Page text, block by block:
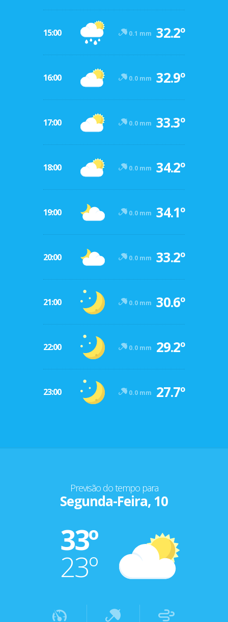
15:00 0.1 mm 32.2º
16:00 0.0 mm 32.9º
17:00 0.0 mm 33.3º
18:00 0.0 mm 34.2º
19:00 0.0 mm 34.1º
20:00 0.0 mm 33.2º
21:00 0.0 mm 30.6º
22:00 0.0 mm 29.2º
23:00 0.0 mm 27.7º
Previsão do tempo para
Segunda-Feira, 10
33º
23º